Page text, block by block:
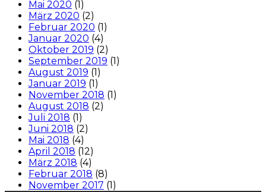
Mai 2020 (1)
März 2020 (2)
Februar 2020 (1)
Januar 2020 (4)
Oktober 2019 (2)
September 2019 (1)
August 2019 (1)
Januar 2019 (1)
November 2018 (1)
August 2018 (2)
Juli 2018 (1)
Juni 2018 (2)
Mai 2018 (4)
April 2018 (12)
März 2018 (4)
Februar 2018 (8)
November 2017 (1)